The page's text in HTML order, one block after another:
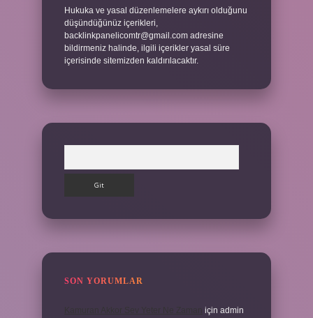
Hukuka ve yasal düzenlemelere aykırı olduğunu
düşündüğünüz içerikleri,
backlinkpanelicomtr@gmail.com adresine
bildirmeniz halinde, ilgili içerikler yasal süre
içerisinde sitemizden kaldırılacaktır.
SON YORUMLAR
için admin